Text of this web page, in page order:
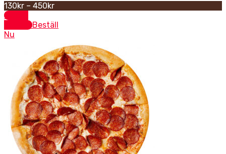
130kr – 450kr
Select
optionsBeställ
Nu